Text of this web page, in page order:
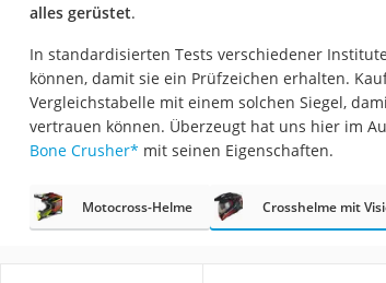
alles gerüstet.
In standardisierten Tests verschiedener
können, damit sie ein Prüfzeichen erhalten.
Vergleichstabelle mit einem solchen Siegel,
vertrauen können. Überzeugt hat uns hier im
Bone Crusher* mit seinen Eigenschaften.
Motocross-Helme Crosshelme mit